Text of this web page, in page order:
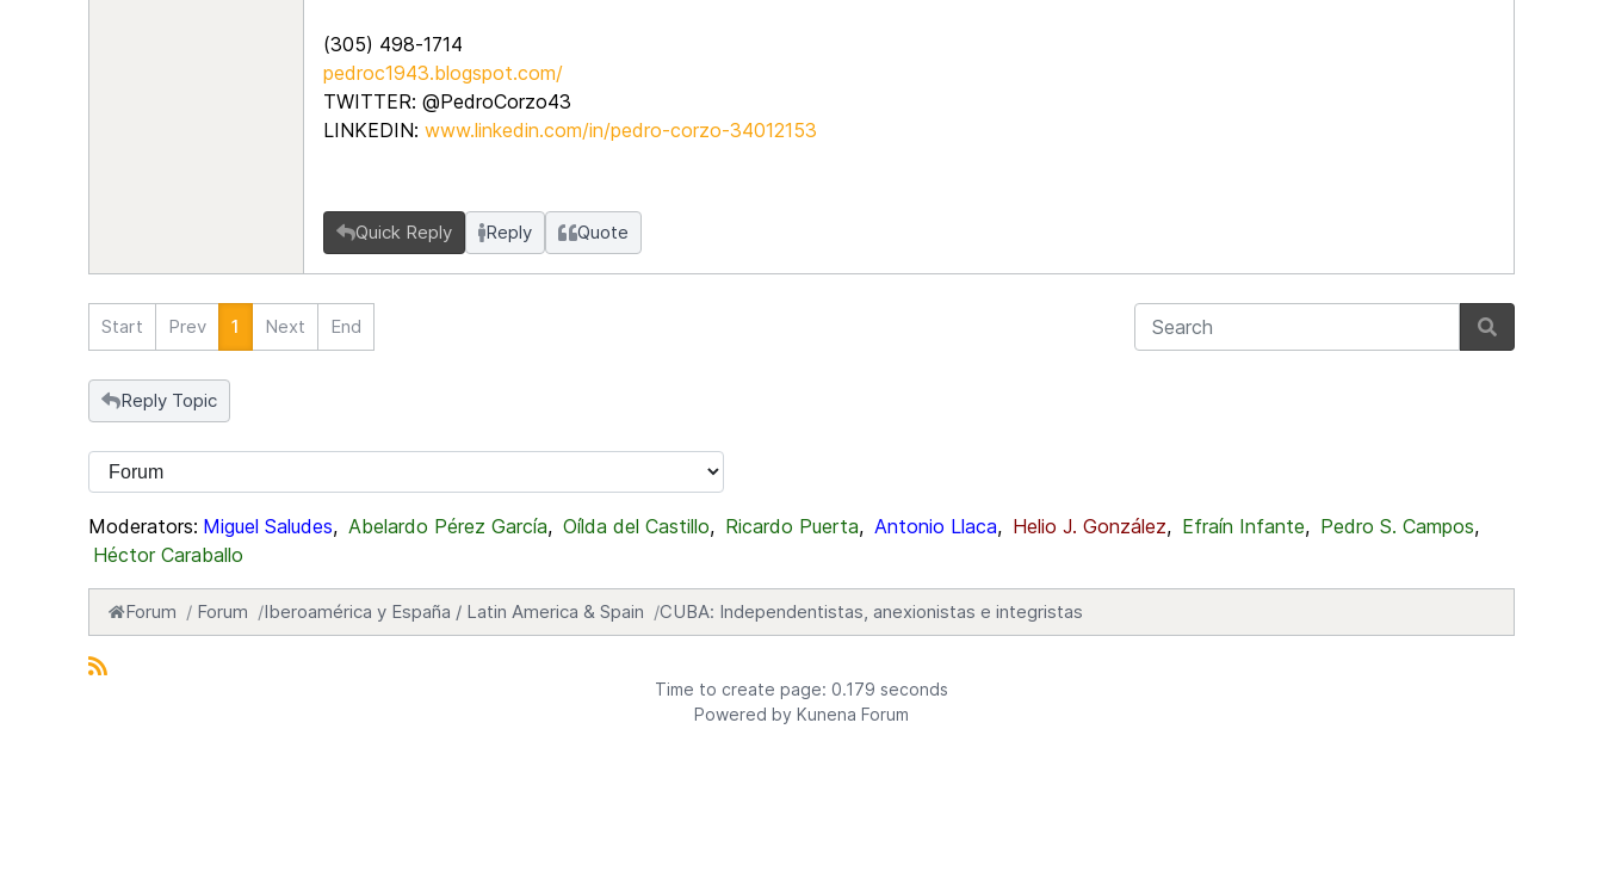
(305) 498-1714
pedroc1943.blogspot.com/
TWITTER: @PedroCorzo43
LINKEDIN: www.linkedin.com/in/pedro-corzo-34012153
Quick Reply Reply Quote
Start Prev 1 Next End
Reply Topic
Moderators: Miguel Saludes, Abelardo Pérez García, Oílda del Castillo, Ricardo Puerta, Antonio Llaca, Helio J. González, Efraín Infante, Pedro S. Campos,
Héctor Caraballo
Forum Forum Iberoamérica y España / Latin America & Spain CUBA: Independentistas, anexionistas e integristas
Time to create page: 0.179 seconds
Powered by Kunena Forum